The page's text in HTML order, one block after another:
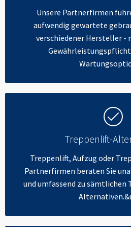
Unsere Partnerfirmen
aufwendig gewartete
verschiedener Hersteller -
Treppenlift-
Treppenlift, Aufzug oder
Partnerfirmen beraten Sie
und umfassend zu sämtlichen